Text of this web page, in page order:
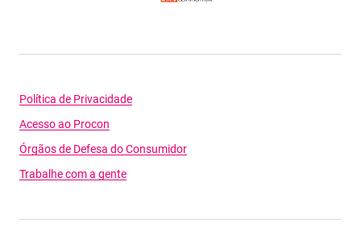
Política de Privacidade
Acesso ao Procon
Órgãos de Defesa do Consumidor
Trabalhe com a gente